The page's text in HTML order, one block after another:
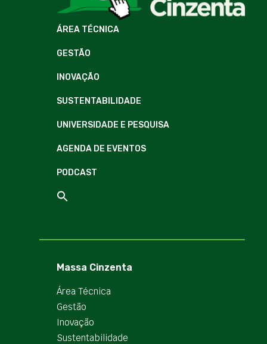
ÁREA TÉCNICA
GESTÃO
INOVAÇÃO
SUSTENTABILIDADE
UNIVERSIDADE E PESQUISA
AGENDA DE EVENTOS
PODCAST
Massa Cinzenta
Área Técnica
Gestão
Inovação
Sustentabilidade